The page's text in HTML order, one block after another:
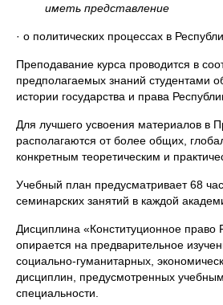
иметь представление
· о политических процессах в
Преподавание курса проводится в
предполагаемых знаний студентами
истории государства и права
Для лучшего усвоения материалов в
располагаются от более общих,
конкретным теоретическим и
Учебный план предусматривает 68
семинарских занятий в каждой
Дисциплина «Конституционное право
опирается на предварительное
социально-гуманитарных,
дисциплин, предусмотренных
специальности.